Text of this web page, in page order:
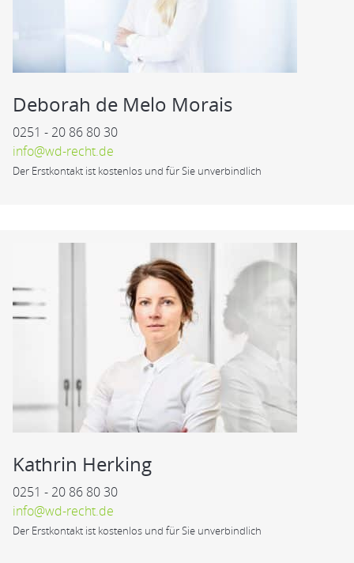
Deborah de Melo Morais
0251 - 20 86 80 30
info@wd-recht.de
Der Erstkontakt ist kostenlos und für Sie unverbindlich
Kathrin Herking
0251 - 20 86 80 30
info@wd-recht.de
Der Erstkontakt ist kostenlos und für Sie unverbindlich